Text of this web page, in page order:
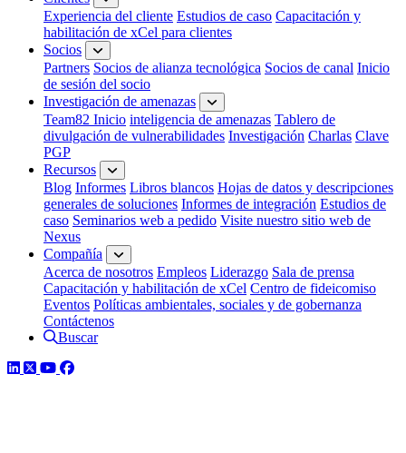
Experiencia del cliente Estudios de caso Capacitación y
habilitación de xCel para clientes
Socios
Partners Socios de alianza tecnológica Socios de canal Inicio
de sesión del socio
Investigación de amenazas
Team82 Inicio inteligencia de amenazas Tablero de
divulgación de vulnerabilidades Investigación Charlas Clave
PGP
Recursos
Blog Informes Libros blancos Hojas de datos y descripciones
generales de soluciones Informes de integración Estudios de
caso Seminarios web a pedido Visite nuestro sitio web de
Nexus
Compañía
Acerca de nosotros Empleos Liderazgo Sala de prensa
Capacitación y habilitación de xCel Centro de fideicomiso
Eventos Políticas ambientales, sociales y de gobernanza
Contáctenos
Buscar
LinkedIn
TwitterYouTube
Facebook